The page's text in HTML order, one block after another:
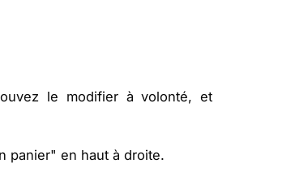
le modifier à volonté, et
panier" en haut à droite.